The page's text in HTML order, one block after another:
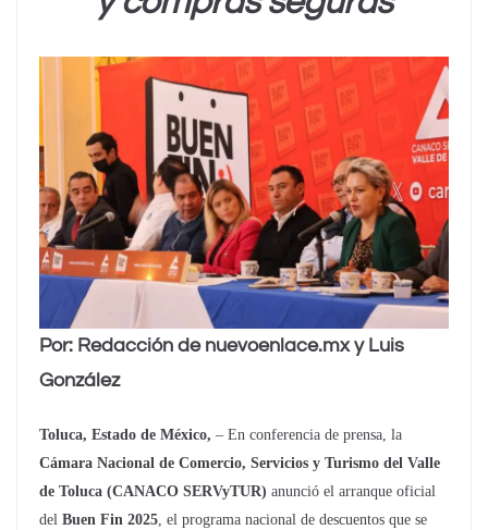
Por: Redacción de nuevoenlace.mx y Luis
González
Toluca, Estado de México, – En conferencia de prensa, la
Cámara Nacional de Comercio, Servicios y Turismo del Valle
de Toluca (CANACO SERVyTUR) anunció el arranque oficial
del Buen Fin 2025, el programa nacional de descuentos que se